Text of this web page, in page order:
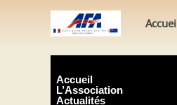
Accueil
L’Association
Actualités